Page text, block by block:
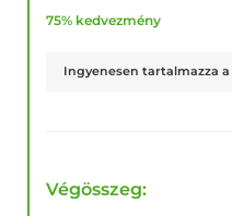
75% kedvezmény
Ingyenesen tartalmazza a
Végösszeg: